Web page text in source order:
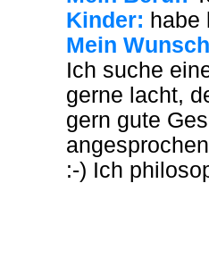
Kinder: habe
Mein
Ich suche
gerne lacht,
gern gute
:-) Ich